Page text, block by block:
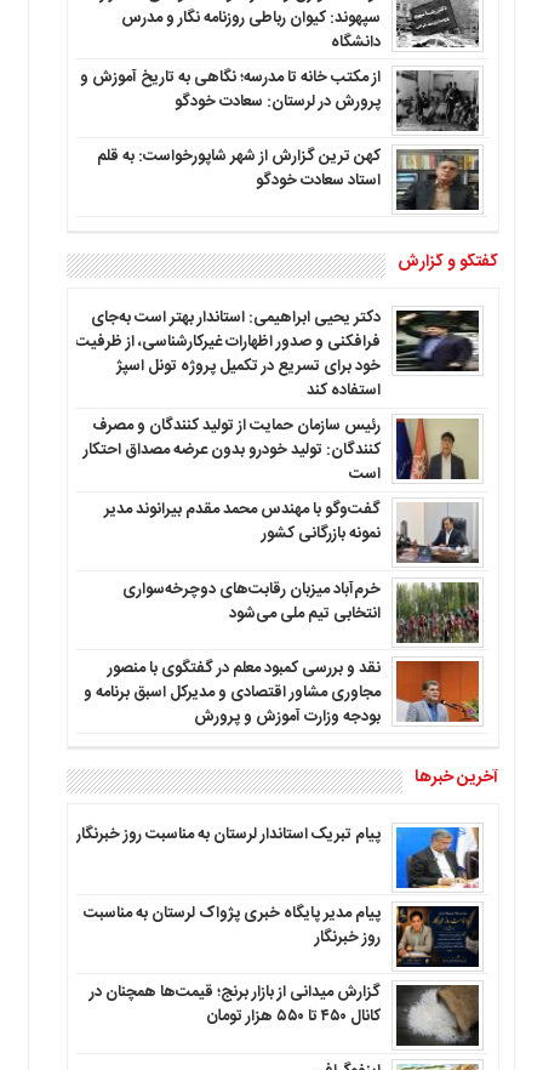
سپهوند: کیوان رباطی روزنامه نگار و مدرس
دانشگاه
از مکتب خانه تا مدرسه؛ نگاهی به تاریخ آموزش و
پرورش در لرستان: سعادت خودگو
کهن ترین گزارش از شهر شاپورخواست: به قلم
استاد سعادت خودگو
گفتگو و گزارش
دکتر یحیی ابراهیمی: استاندار بهتر است به‌جای
فرافکنی و صدور اظهارات غیرکارشناسی، از ظرفیت
خود برای تسریع در تکمیل پروژه تونل اسپژ
استفاده کند
رئیس سازمان حمایت از تولید کنندگان و مصرف
کنندگان: تولید خودرو بدون عرضه مصداق احتکار
است
گفت‌وگو با مهندس محمد مقدم بیرانوند مدیر
نمونه بازرگانی کشور
خرم‌آباد میزبان رقابت‌های دوچرخه‌سواری
انتخابی تیم ملی می‌شود
نقد و بررسی کمبود معلم در گفتگوی با منصور
مجاوری مشاور اقتصادی و مدیرکل اسبق برنامه و
بودجه وزارت آموزش و پرورش
آخرین خبرها
پیام تبریک استاندار لرستان به‌ مناسبت روز خبرنگار
پیام مدیر پایگاه خبری پژواک لرستان به مناسبت
روز خبرنگار
گزارش میدانی از بازار برنج؛ قیمت‌ها همچنان در
کانال ۴۵۰ تا ۵۵۰ هزار تومان